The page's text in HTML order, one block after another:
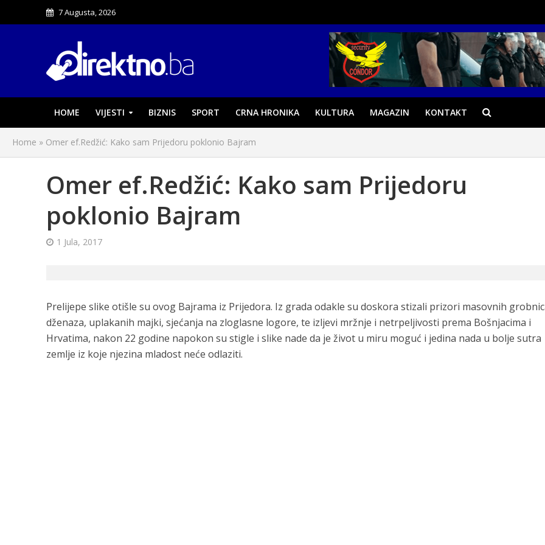
7 Augusta, 2026
HOME VIJESTI BIZNIS SPORT CRNA HRONIKA KULTURA MAGAZIN KONTAKT
Home » Omer ef.Redžić: Kako sam Prijedoru poklonio Bajram
Omer ef.Redžić: Kako sam Prijedoru
poklonio Bajram
1 Jula, 2017
Prelijepe slike otišle su ovog Bajrama iz Prijedora. Iz grada odakle su doskora stizali prizori masovnih
dženaza, uplakanih majki, sjećanja na zloglasne logore, te izljevi mržnje i netrpeljivosti prema Bošnjacima i
Hrvatima, nakon 22 godine napokon su stigle i slike nade da je život u miru moguć i jedina nada u bolje sutra
zemlje iz koje njezina mladost neće odlaziti.